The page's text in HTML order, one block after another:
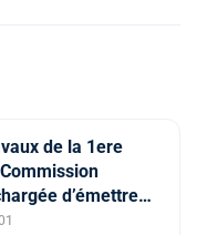
de la 1ere
d’émettre
de la